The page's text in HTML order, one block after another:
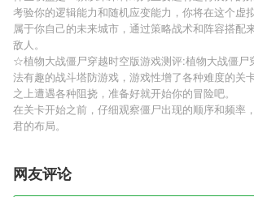
考验你的逻辑能力和随机应变能力，你将在这个虚
属于你自己的未来城市，通过策略战术和阵容搭配
敌人。
☆植物大战僵尸穿越时空版游戏测评:植物大战僵尸
法有趣的战斗塔防游戏，游戏性增了各种难度的关
之上遭遇各种阻挠，准备好就开始你的冒险吧。
在关卡开始之前，仔细观察僵尸出现的顺序和频率
君的布局。
网友评论